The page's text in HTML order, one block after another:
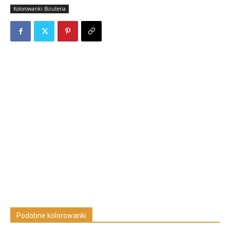
Kolorowanki Biżuteria
Podobne kolorowanki